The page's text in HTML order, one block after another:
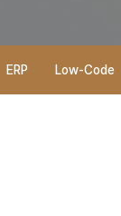
ERP Low-Code